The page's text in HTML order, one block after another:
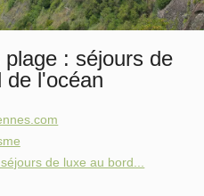
: séjours de
de l'océan
de luxe au bord...